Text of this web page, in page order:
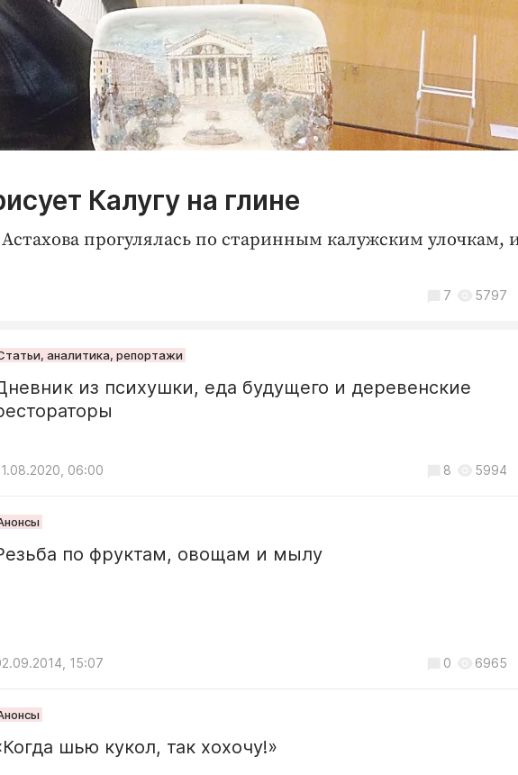
Калугу на глине
прогулялась по старинным калужским улочкам,
7 5797
аналитика, репортажи
из психушки, еда будущего и деревенские
06:00 8 5994
по фруктам, овощам и мылу
15:07 0 6965
шью кукол, так хохочу!»